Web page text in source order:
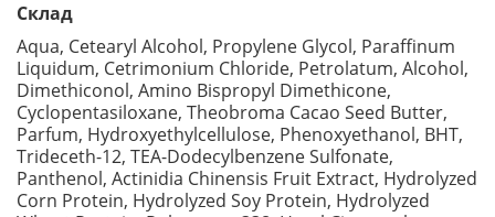
Склад
Aqua, Cetearyl Alcohol, Propylene Glycol, Paraffinum
Liquidum, Cetrimonium Chloride, Petrolatum, Alcohol,
Dimethiconol, Amino Bispropyl Dimethicone,
Cyclopentasiloxane, Theobroma Cacao Seed Butter,
Parfum, Hydroxyethylcellulose, Phenoxyethanol, BHT,
Trideceth-12, TEA-Dodecylbenzene Sulfonate,
Panthenol, Actinidia Chinensis Fruit Extract, Hydrolyzed
Corn Protein, Hydrolyzed Soy Protein, Hydrolyzed